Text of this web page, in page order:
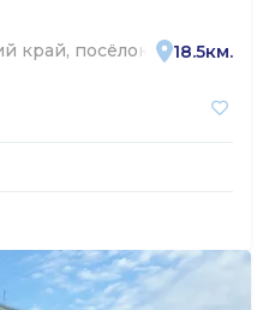
край, посёлок 18.5км.